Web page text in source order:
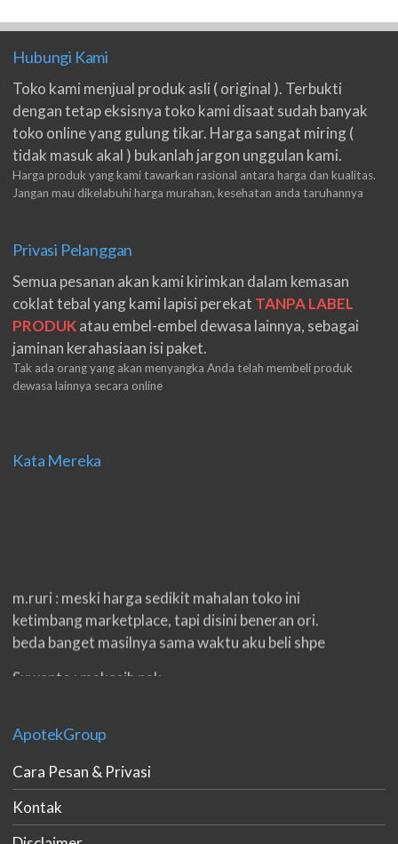
Hubungi Kami
Toko kami menjual produk asli ( original ). Terbukti
dengan tetap eksisnya toko kami disaat sudah banyak
toko online yang gulung tikar. Harga sangat miring (
tidak masuk akal ) bukanlah jargon unggulan kami.
Harga produk yang kami tawarkan rasional antara harga dan kualitas.
Jangan mau dikelabuhi harga murahan, kesehatan anda taruhannya
Privasi Pelanggan
Semua pesanan akan kami kirimkan dalam kemasan
coklat tebal yang kami lapisi perekat TANPA LABEL
PRODUKatau embel-embel dewasa lainnya, sebagai
jaminan kerahasiaan isi paket.
Tak ada orang yang akan menyangka Anda telah membeli produk
dewasa lainnya secara online
Kata Mereka
m.ruri : meski harga sedikit mahalan toko ini
ketimbang marketplace, tapi disini beneran ori.
beda banget masilnya sama waktu aku beli shpe
Suwanto : makasih pak.
double. beneran sama sekali tidak ada nama
eko padang : ko brang udh sampek, kan bru 2 hri
gan. cpet bgt
ApotekGroup
Cara Pesan & Privasi
Kontak